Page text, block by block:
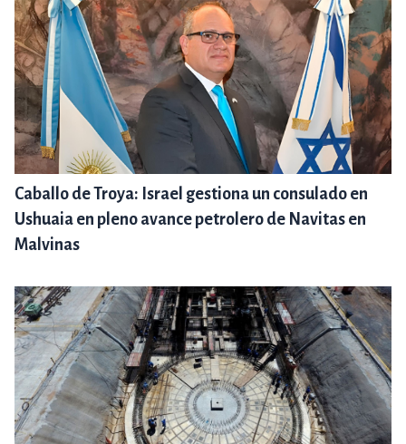
Caballo de Troya: Israel gestiona un consulado en
Ushuaia en pleno avance petrolero de Navitas en
Malvinas